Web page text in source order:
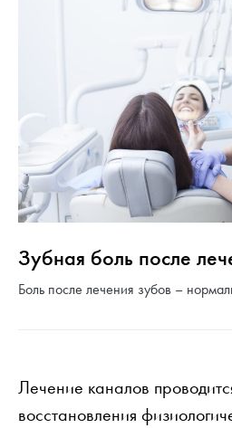
Зубная боль после
Боль после лечения зубов –
Лечение каналов
восстановления